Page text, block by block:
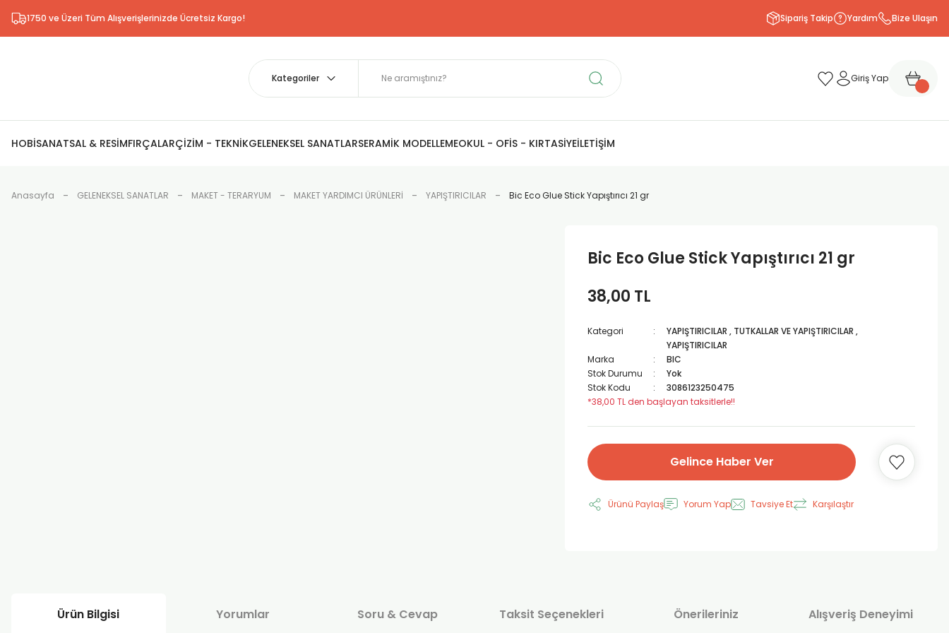
1750 ve Üzeri Tüm Alışverişlerinizde Ücretsiz Kargo! Sipariş Takip Yardım Bize Ulaşın
Giriş Yap
HOBİSANATSAL & RESİMFIRÇALARÇİZİM - TEKNİKGELENEKSEL SANATLARSERAMİK MODELLEMEOKUL - OFİS - KIRTASİYEİLETİŞİM
Anasayfa GELENEKSEL SANATLAR MAKET - TERARYUM MAKET YARDIMCI ÜRÜNLERİ YAPIŞTIRICILAR Bic Eco Glue Stick Yapıştırıcı 21 gr
Bic Eco Glue Stick Yapıştırıcı 21 gr
38,00 TL
Kategori YAPIŞTIRICILAR , TUTKALLAR VE YAPIŞTIRICILAR ,
YAPIŞTIRICILAR
Marka
BIC
Stok Durumu
Yok
Stok Kodu
3086123250475
*38,00 TL den başlayan taksitlerle!!
Gelince Haber Ver
Ürünü Paylaş Yorum Yap Tavsiye Et Karşılaştır
Ürün Bilgisi Yorumlar Soru & Cevap Taksit Seçenekleri Önerileriniz Alışveriş Deneyimi